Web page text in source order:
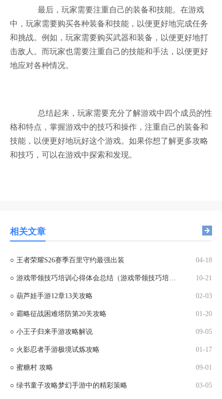
最后，玩家需要注重自己的装备和技能。在游戏
中，玩家需要购买各种装备和技能，以便更好地完成任务
和挑战。例如，玩家需要购买武器和装备，以便更好地打
击敌人。而玩家也需要注重自己的技能和手法，以便更好
地应对各种情况。
总结起来，玩家需要充分了解游戏中四个成员的性
格和特点，掌握游戏中的技巧和操作，注重自己的装备和
技能，以便更好地玩好这个游戏。如果你想了解更多攻略
和技巧，可以在游戏中探索和发现。
相关文章
○ 王者荣耀S26赛季百里守约最强出装 04-18
○ 游戏带领技巧培训心得体会总结（游戏带领技巧培训心得体会总结怎么写） 10-21
○ 葫芦娃手游12章13关攻略 02-03
○ 霸略征战困难塔防第20关攻略 01-20
○ 小王子归来手游攻略解说 09-05
○ 火影忍者手游极境试炼攻略 01-17
○ 蜜糖村 攻略 09-01
○ 绿书童子攻略梦幻手游中的精彩策略 03-05